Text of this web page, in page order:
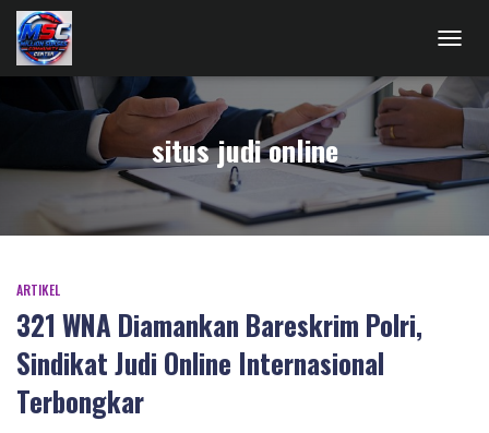
situs judi online
ARTIKEL
321 WNA Diamankan Bareskrim Polri,
Sindikat Judi Online Internasional
Terbongkar